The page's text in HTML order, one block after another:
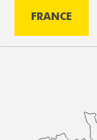
FRANCE